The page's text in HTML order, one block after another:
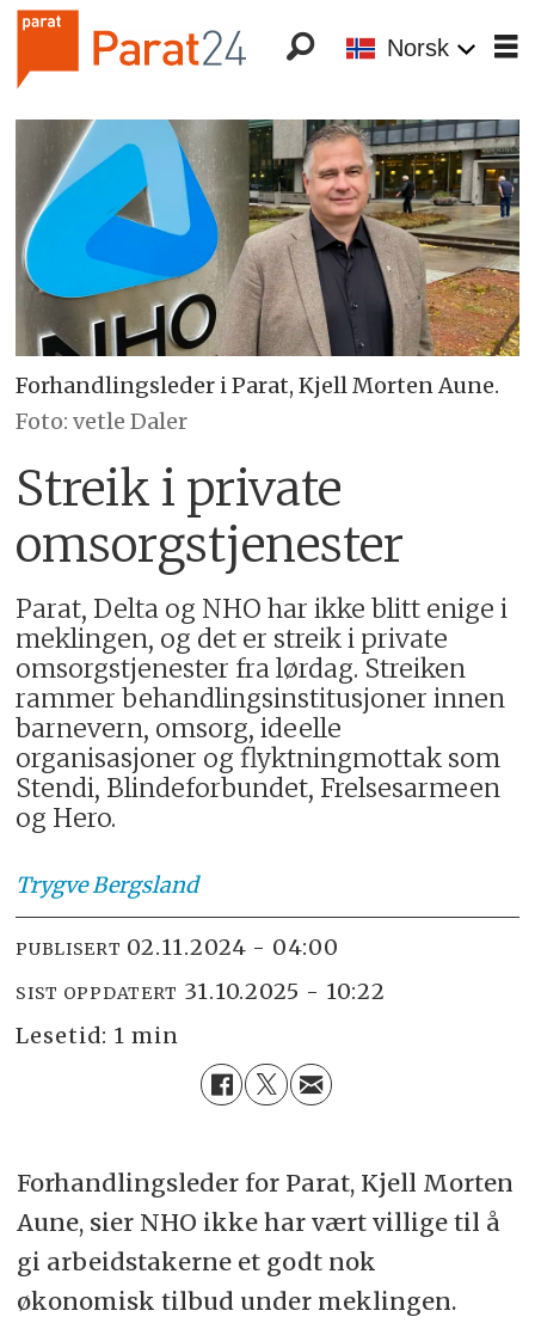
Norsk
Forhandlingsleder i Parat, Kjell Morten Aune.
Foto: vetle Daler
Streik i private
omsorgstjenester
Parat, Delta og NHO har ikke blitt enige i
meklingen, og det er streik i private
omsorgstjenester fra lørdag. Streiken
rammer behandlingsinstitusjoner innen
barnevern, omsorg, ideelle
organisasjoner og flyktningmottak som
Stendi, Blindeforbundet, Frelsesarmeen
og Hero.
TrygveBergsland
PUBLISERT 02.11.2024 - 04:00
SIST OPPDATERT
31.10.2025 - 10:22
Lesetid: 1 min
Forhandlingsleder for Parat, Kjell Morten
Aune, sier NHO ikke har vært villige til å
gi arbeidstakerne et godt nok
økonomisk tilbud under meklingen.